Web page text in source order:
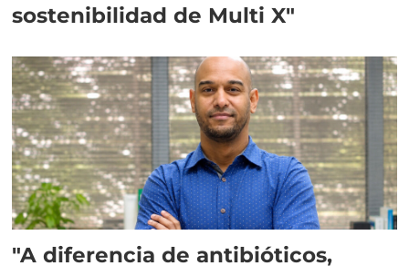
sostenibilidad de Multi X"
"A diferencia de antibióticos,